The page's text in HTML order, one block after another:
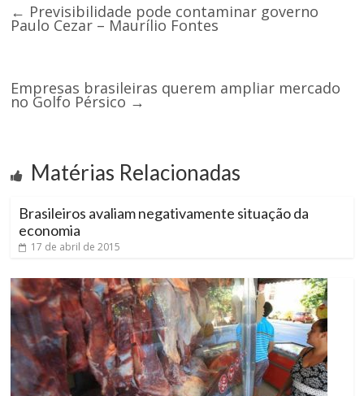
← Previsibilidade pode contaminar governo
Paulo Cezar – Maurílio Fontes
Empresas brasileiras querem ampliar mercado
no Golfo Pérsico →
Matérias Relacionadas
Brasileiros avaliam negativamente situação da
economia
17 de abril de 2015